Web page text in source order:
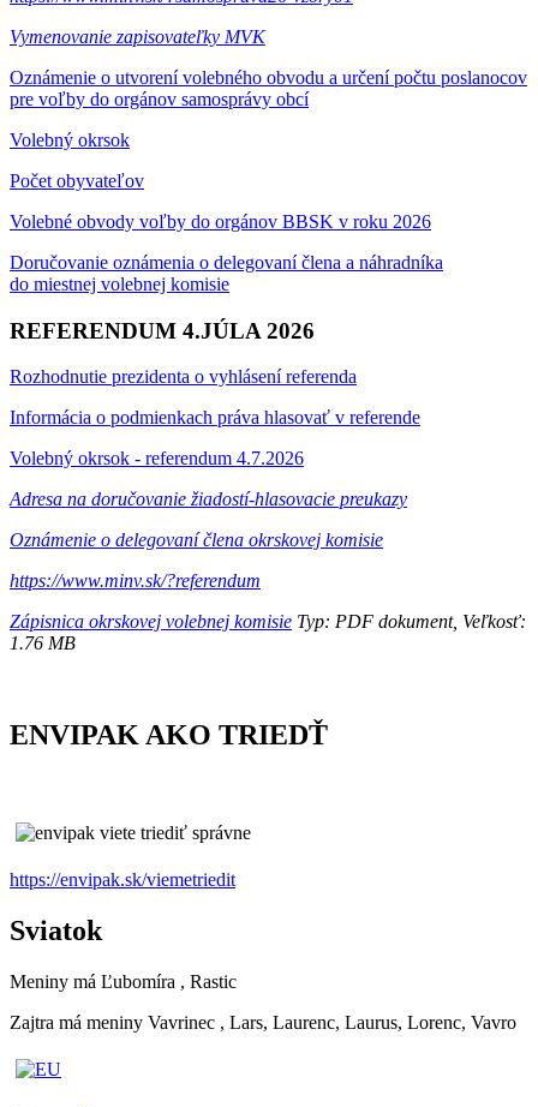
Vymenovanie zapisovateľky MVK
Oznámenie o utvorení volebného obvodu a určení počtu poslanocov
pre voľby do orgánov samosprávy obcí
Volebný okrsok
Počet obyvateľov
Volebné obvody voľby do orgánov BBSK v roku 2026
Doručovanie oznámenia o delegovaní člena a náhradníka
do miestnej volebnej komisie
REFERENDUM 4.JÚLA 2026
Rozhodnutie prezidenta o vyhlásení referenda
Informácia o podmienkach práva hlasovať v referende
Volebný okrsok - referendum 4.7.2026
Adresa na doručovanie žiadostí-hlasovacie preukazy
Oznámenie o delegovaní člena okrskovej komisie
https://www.minv.sk/?referendum
Zápisnica okrskovej volebnej komisie Typ: PDF dokument, Veľkosť:
1.76 MB
ENVIPAK AKO TRIEDŤ
https://envipak.sk/viemetriedit
Sviatok
Meniny má Ľubomíra , Rastic
Zajtra má meniny Vavrinec , Lars, Laurenc, Laurus, Lorenc, Vavro